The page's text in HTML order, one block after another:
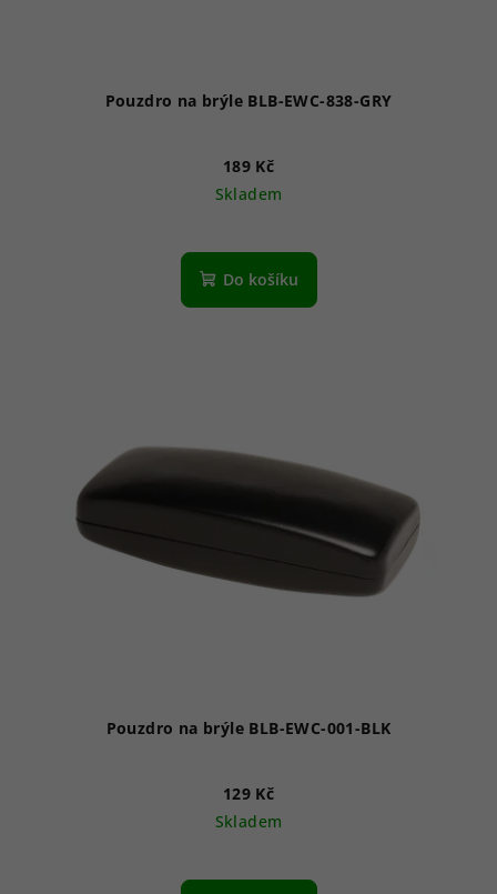
Pouzdro na brýle BLB-EWC-838-GRY
189 Kč
Skladem
Do košíku
Pouzdro na brýle BLB-EWC-001-BLK
129 Kč
Skladem